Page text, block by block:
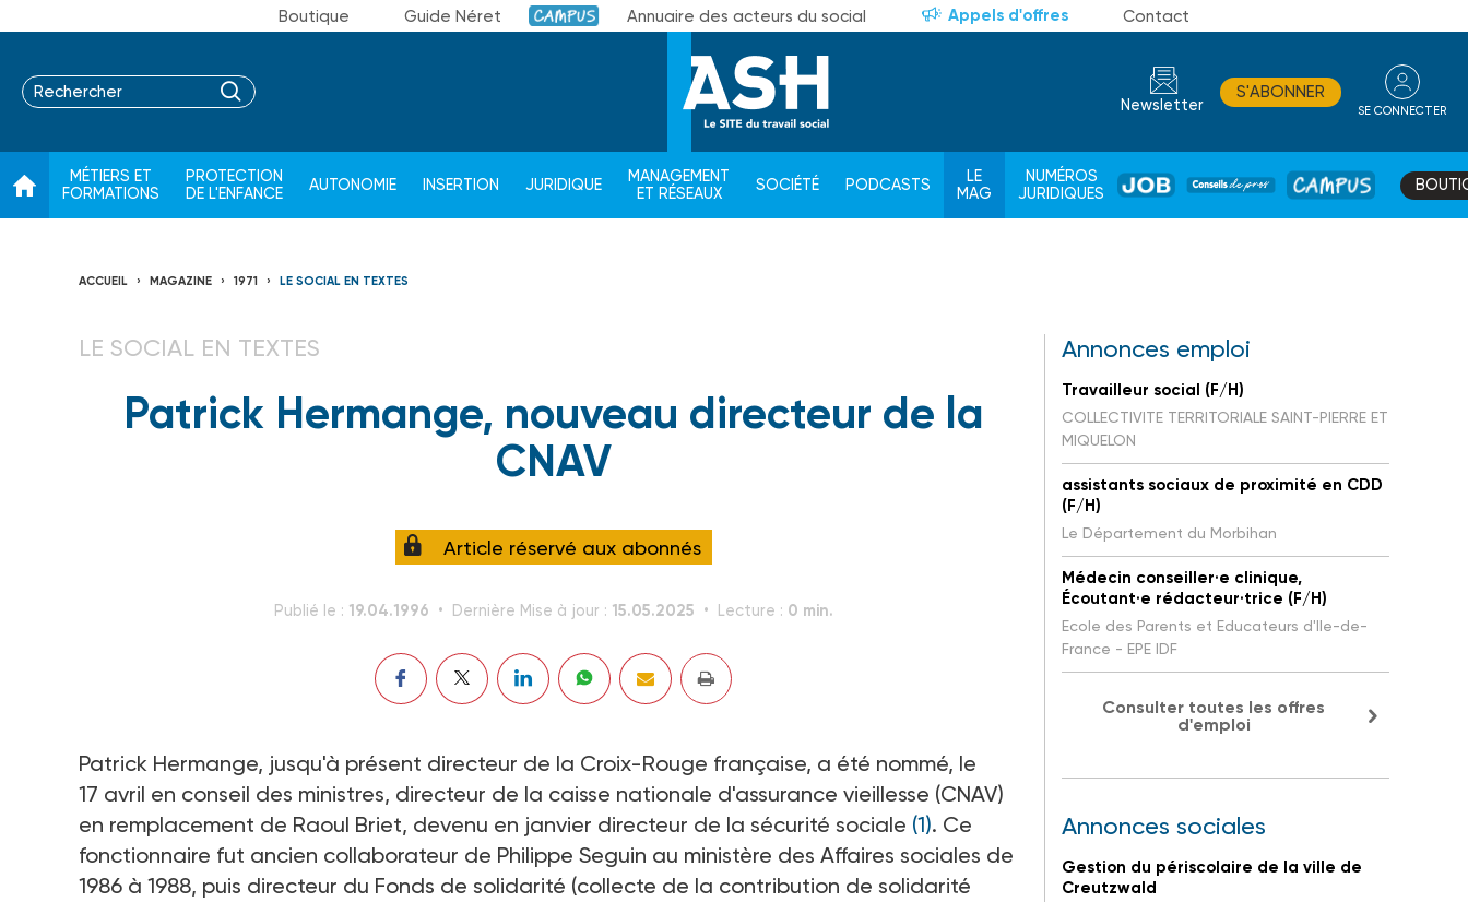
Boutique Guide Néret Campus Annuaire des acteurs du social Appels d'offres Contact
Newsletter
S'ABONNER
SE CONNECTER
MÉTIERS ET
FORMATIONS
PROTECTION
DE L'ENFANCE
AUTONOMIE INSERTION JURIDIQUE
MANAGEMENT
ET RÉSEAUX
SOCIÉTÉ PODCASTS
LE
MAG
NUMÉROS
JURIDIQUES
JOB
DE
CAMPUS
ACCUEIL MAGAZINE 1971 LE SOCIAL EN TEXTES
LE SOCIAL EN TEXTES
Patrick Hermange, nouveau directeur de la
CNAV
Article réservé aux abonnés
Publié le : 19.04.1996 Dernière Mise à jour : 15.05.2025 Lecture : 0 min.
Patrick Hermange, jusqu'à présent directeur de la Croix-Rouge française, a été nommé, le
17 avril en conseil des ministres, directeur de la caisse nationale d'assurance vieillesse (CNAV)
en remplacement de Raoul Briet, devenu en janvier directeur de la sécurité sociale (1). Ce
fonctionnaire fut ancien collaborateur de Philippe Seguin au ministère des Affaires sociales de
1986 à 1988, puis directeur du Fonds de solidarité (collecte de la contribution de solidarité
Annonces emploi
Travailleur social (F/H)
COLLECTIVITE TERRITORIALE SAINT-PIERRE ET
MIQUELON
assistants sociaux de proximité en CDD
(F/H)
Le Département du Morbihan
Médecin conseiller·e clinique,
Écoutant·e rédacteur·trice (F/H)
Ecole des Parents et Educateurs d'Ile-de-
France - EPE IDF
Consulter toutes les offres
d'emploi
Annonces sociales
Gestion du périscolaire de la ville de
Creutzwald